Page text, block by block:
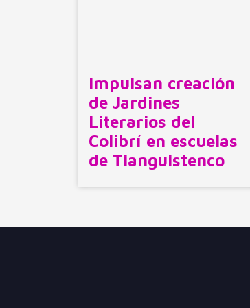
Impulsan creación
de Jardines
Literarios del
Colibrí en escuelas
de Tianguistenco